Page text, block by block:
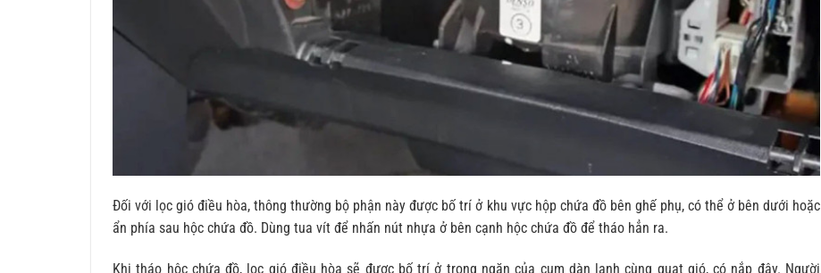
Đối với lọc gió điều hòa, thông thường bộ phận này được bố trí ở khu vực hộp chứa đồ bên ghế phụ, có thể ở bên dưới hoặc
ẩn phía sau hộc chứa đồ. Dùng tua vít để nhấn nút nhựa ở bên cạnh hộc chứa đồ để tháo hẳn ra.
Khi tháo hộc chứa đồ, lọc gió điều hòa sẽ được bố trí ở trong ngăn của cụm dàn lạnh cùng quạt gió, có nắp đậy. Người